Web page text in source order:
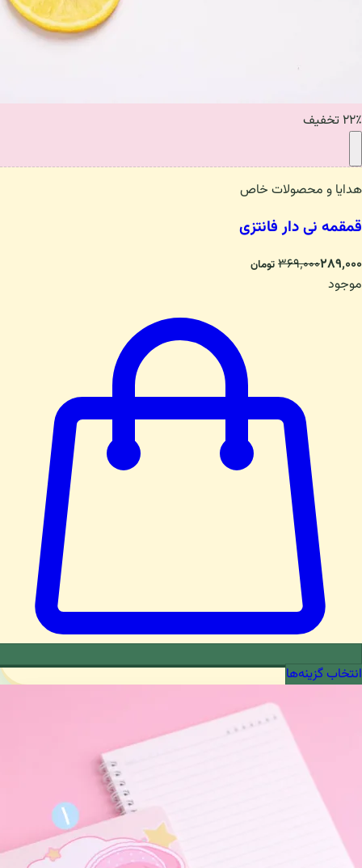
۲۲٪ تخفیف
هدایا و محصولات خاص
قمقمه نی دار فانتزی
۳۶۹٬۰۰۰۲۸۹٬۰۰۰ تومان
موجود
انتخاب گزینه‌ها